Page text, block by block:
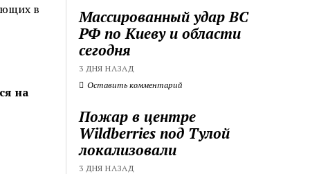
в
на
Массированный удар ВС
РФ по Киеву и области
сегодня
3 ДНЯ НАЗАД
Оставить комментарий
Пожар в центре
Wildberries под Тулой
локализовали
3 ДНЯ НАЗАД